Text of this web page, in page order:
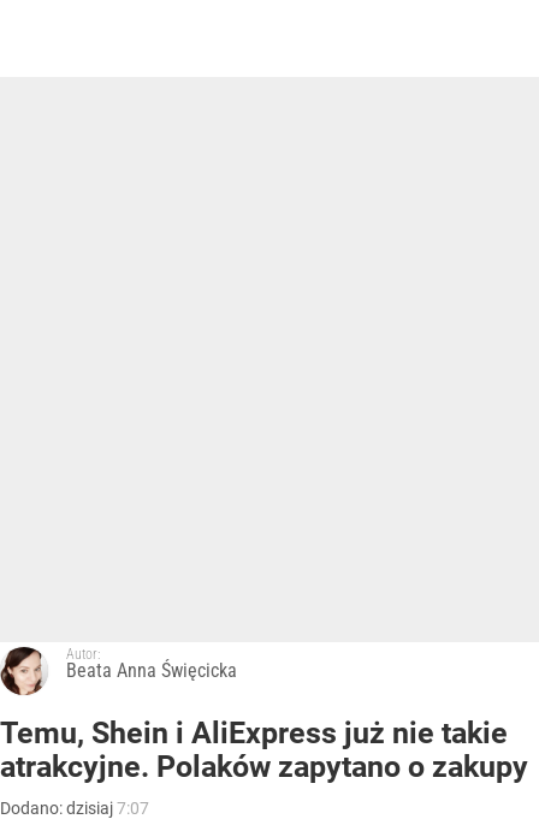
Autor:
Beata Anna Święcicka
Temu, Shein i AliExpress już nie takie
atrakcyjne. Polaków zapytano o zakupy
Dodano:dzisiaj7:07